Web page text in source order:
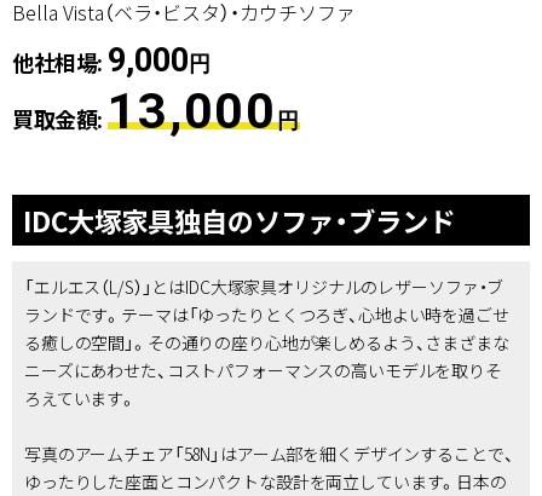
Bella Vista（ベラ・ビスタ）・カウチソファ
他社相場: 9,000円
買取金額:13,000円
IDC大塚家具独自のソファ・ブランド
「エルエス（L/S）」とはIDC大塚家具オリジナルのレザーソファ・ブ
ランドです。テーマは「ゆったりとくつろぎ、心地よい時を過ごせ
る癒しの空間」。その通りの座り心地が楽しめるよう、さまざまな
ニーズにあわせた、コストパフォーマンスの高いモデルを取りそ
ろえています。
写真のアームチェア「58N」はアーム部を細くデザインすることで、
ゆったりした座面とコンパクトな設計を両立しています。日本の